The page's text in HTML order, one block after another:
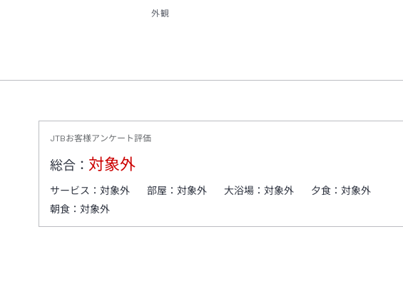
外観
JTBお客様アンケート評価
総合： 対象外
サービス： 対象外 部屋： 対象外 大浴場： 対象外 夕食： 対象外
朝食： 対象外